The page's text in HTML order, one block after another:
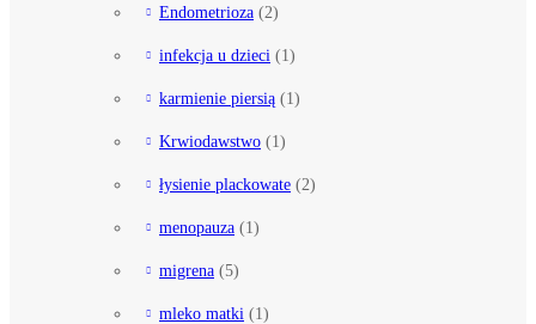
Endometrioza (2)
infekcja u dzieci (1)
karmienie piersią (1)
Krwiodawstwo (1)
łysienie plackowate (2)
menopauza (1)
migrena (5)
mleko matki (1)